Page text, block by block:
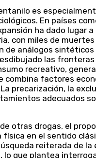
es
En países
ha dado lugar
con miles de
de análogos sintéticos
las
recreativo,
combina factores
precarización, la
adecuados
otras drogas, el
física en el sentido
reiterada de la
lo que plantea